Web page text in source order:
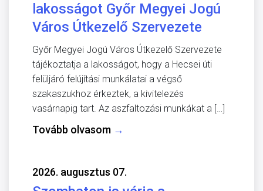
lakosságot Győr Megyei Jogú
Város Útkezelő Szervezete
Győr Megyei Jogú Város Útkezelő Szervezete
tájékoztatja a lakosságot, hogy a Hecsei úti
felüljáró felújítási munkálatai a végső
szakaszukhoz érkeztek, a kivitelezés
vasárnapig tart. Az aszfaltozási munkákat a […]
Tovább olvasom →
2026. augusztus 07.